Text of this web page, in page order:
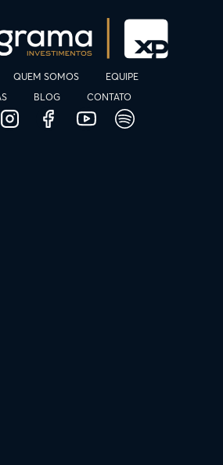
QUEM SOMOS
EQUIPE
BLOG CONTATO